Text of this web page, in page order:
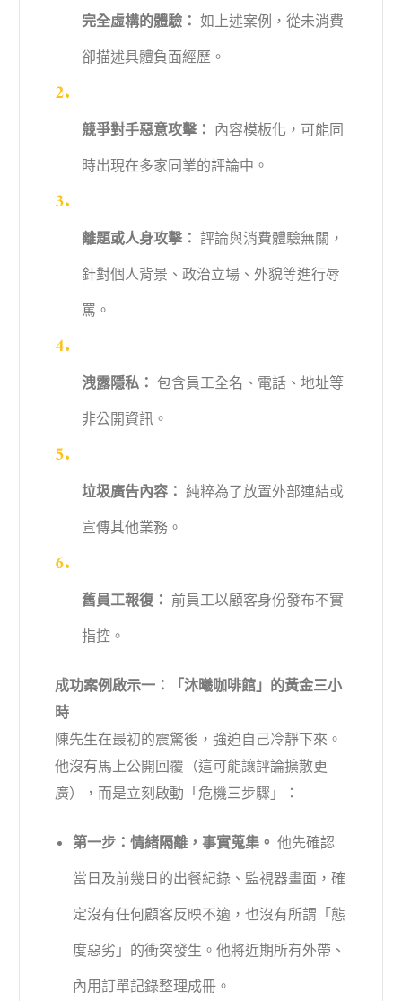
完全虛構的體驗： 如上述案例，從未消費
卻描述具體負面經歷。
競爭對手惡意攻擊： 內容模板化，可能同
時出現在多家同業的評論中。
離題或人身攻擊： 評論與消費體驗無關，
針對個人背景、政治立場、外貌等進行辱
罵。
洩露隱私： 包含員工全名、電話、地址等
非公開資訊。
垃圾廣告內容： 純粹為了放置外部連結或
宣傳其他業務。
舊員工報復： 前員工以顧客身份發布不實
指控。
成功案例啟示一：「沐曦咖啡館」的黃金三小
時
陳先生在最初的震驚後，強迫自己冷靜下來。
他沒有馬上公開回覆（這可能讓評論擴散更
廣），而是立刻啟動「危機三步驟」：
第一步：情緒隔離，事實蒐集。 他先確認
當日及前幾日的出餐紀錄、監視器畫面，確
定沒有任何顧客反映不適，也沒有所謂「態
度惡劣」的衝突發生。他將近期所有外帶、
內用訂單記錄整理成冊。